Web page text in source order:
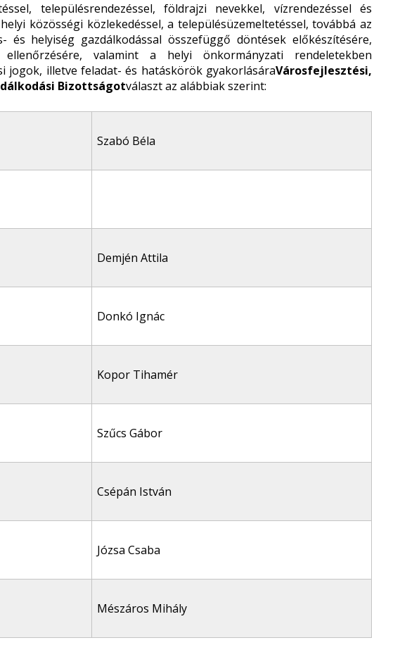
településrendezéssel, földrajzi nevekkel, vízrendezéssel és
közösségi közlekedéssel, a településüzemeltetéssel, továbbá az
és helyiség gazdálkodással összefüggő döntések előkészítésére,
ellenőrzésére, valamint a helyi önkormányzati rendeletekben
jogok, illetve feladat- és hatáskörök gyakorlásáraVárosfejlesztési,
Bizottságotválaszt az alábbiak szerint:
Szabó Béla
Demjén Attila
Donkó Ignác
Kopor Tihamér
Szűcs Gábor
Csépán István
Józsa Csaba
Mészáros Mihály